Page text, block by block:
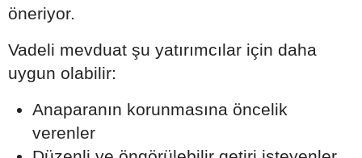
öneriyor.
Vadeli mevduat şu yatırımcılar için daha
uygun olabilir:
Anaparanın korunmasına öncelik
verenler